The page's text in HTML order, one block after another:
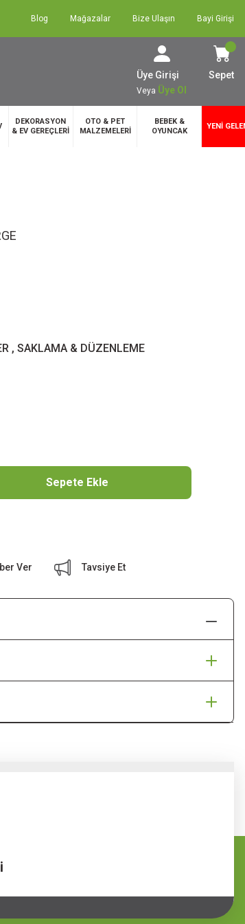
Blog Mağazalar Bize Ulaşın Bayi Girişi
Üye Girişi
Veya Üye Ol
Sepet
DEKORASYON
& EV GEREÇLERİ
OTO & PET
MALZEMELERİ
BEBEK &
OYUNCAK
YENİ
, SAKLAMA & DÜZENLEME
Sepete Ekle
Ver Tavsiye Et